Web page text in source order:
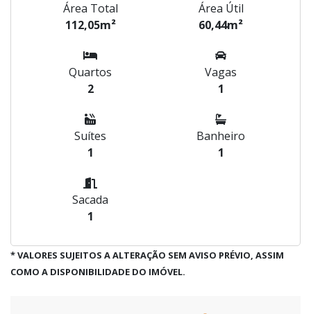
Área Total
112,05m²
Área Útil
60,44m²
Quartos
2
Vagas
1
Suítes
1
Banheiro
1
Sacada
1
* VALORES SUJEITOS A ALTERAÇÃO SEM AVISO PRÉVIO, ASSIM
COMO A DISPONIBILIDADE DO IMÓVEL.